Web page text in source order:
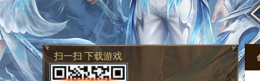
扫一扫 下载游戏